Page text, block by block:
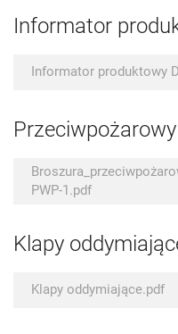
Informator
Informator produktowy
PWP-1.pdf
Klapy
Klapy oddymiające.pdf